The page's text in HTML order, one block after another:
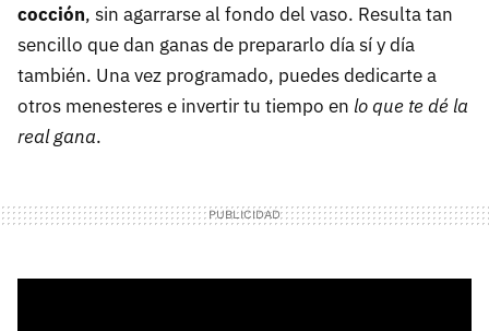
cocción, sin agarrarse al fondo del vaso. Resulta tan
sencillo que dan ganas de prepararlo día sí y día
también. Una vez programado, puedes dedicarte a
otros menesteres e invertir tu tiempo en lo que te dé la
real gana.